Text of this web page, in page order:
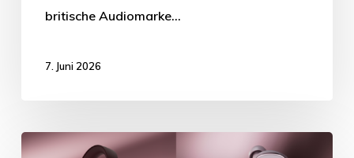
britische Audiomarke…
7. Juni 2026